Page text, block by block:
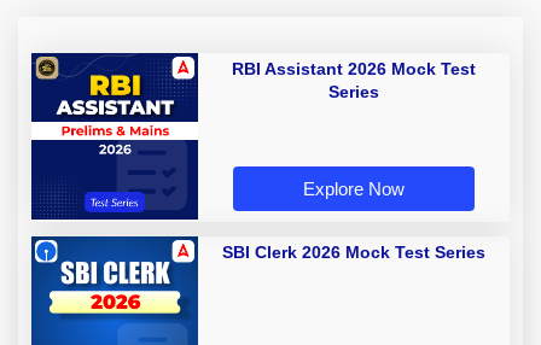
RBI Assistant 2026 Mock Test
Series
Explore Now
SBI Clerk 2026 Mock Test Series